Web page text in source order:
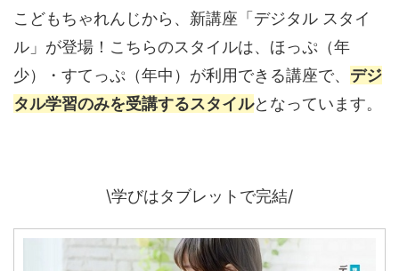
こどもちゃれんじから、新講座「デジタル スタイ
ル」が登場！こちらのスタイルは、ほっぷ（年
少）・すてっぷ（年中）が利用できる講座で、 デジ
タル学習のみを受講するスタイルとなっています。
\学びはタブレットで完結/